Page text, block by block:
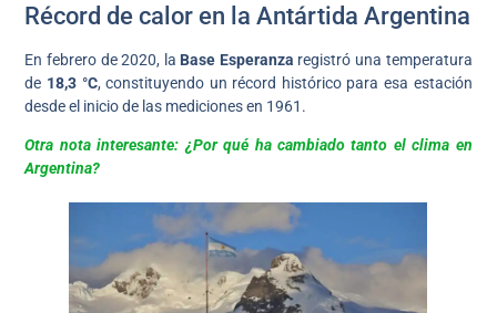
Récord de calor en la Antártida Argentina
En febrero de 2020, la Base Esperanza registró una temperatura
de 18,3 °C, constituyendo un récord histórico para esa estación
desde el inicio de las mediciones en 1961.
Otra nota interesante: ¿Por qué ha cambiado tanto el clima en
Argentina?